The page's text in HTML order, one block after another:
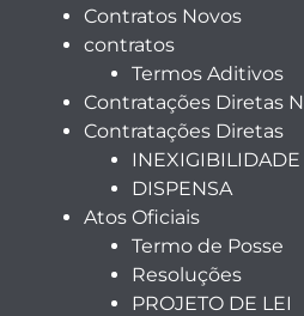
Contratos Novos
contratos
Termos Aditivos
Contratações Diretas
Contratações Diretas
INEXIGIBILIDADE
DISPENSA
Atos Oficiais
Termo de Posse
Resoluções
PROJETO DE LEI